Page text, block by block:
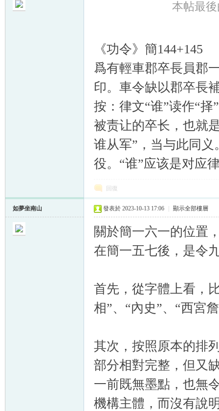
本帖最
《功令》簡144+145
爲有輕車郡卒長員郡
印。車令缺以郡卒長
按：律文“谁”读作“择
被责让的卒长，也就
谁从军”，当与此同
役。“谁”应该是对应
回復
如夢坐南山 發表於 2023-10-13 17:06 顯示全部樓層
關於簡一六一的位置
在簡一五七後，是令
首先，從字體上看，
相”、“內史”、“西宮
其次，按照原本的排
部分相對完整，但又
一前既無墨點，也無
機構主體，而沒有說